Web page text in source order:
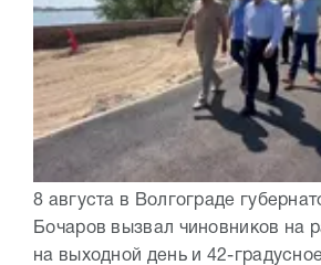
8 августа в Волгограде
Бочаров вызвал чиновников на
на выходной день и 42-